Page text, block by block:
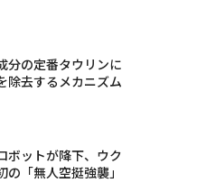
分の定番タウリンに
除去するメカニズム
ボットが降下、ウク
の「無人空挺強襲」